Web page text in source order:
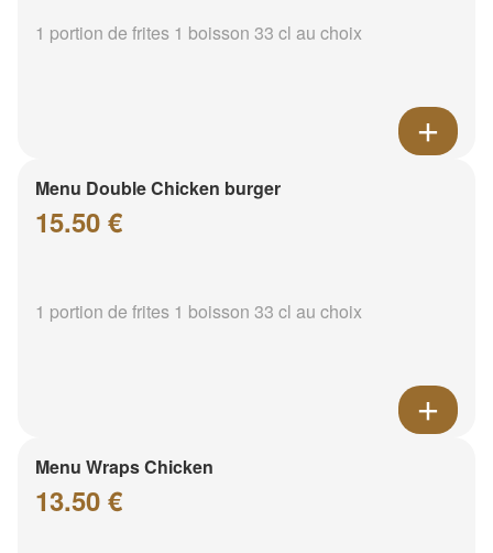
1 portion de frites 1 boisson 33 cl au choix
Menu Double Chicken burger
15.50 €
1 portion de frites 1 boisson 33 cl au choix
Menu Wraps Chicken
13.50 €